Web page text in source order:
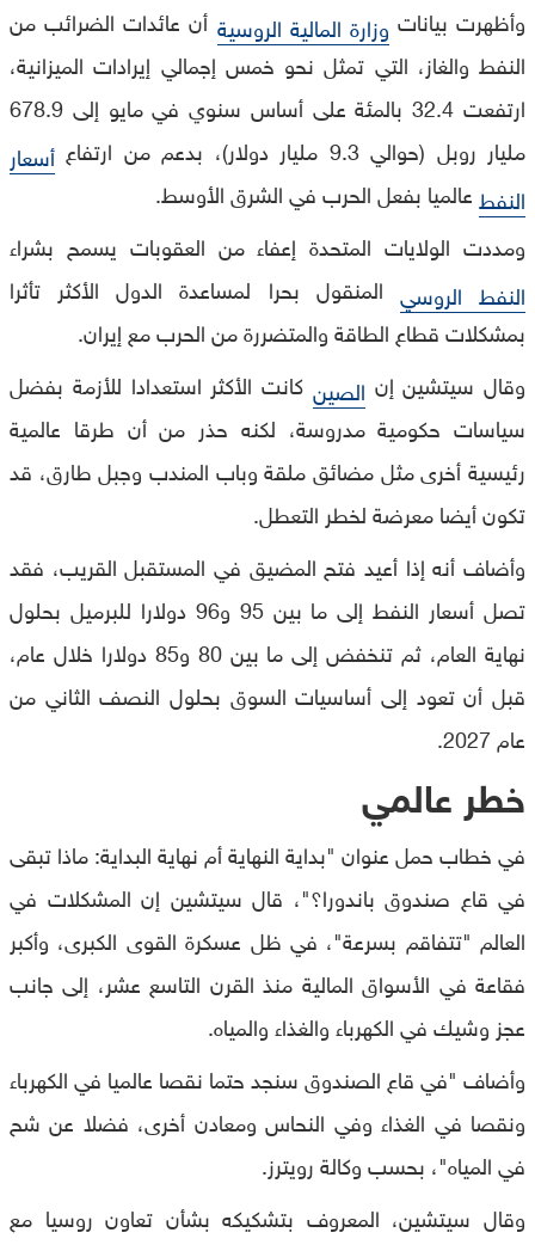
وأظهرت بيانات وزارة المالية الروسية أن عائدات الضرائب من
النفط والغاز، التي تمثل نحو خمس إجمالي إيرادات الميزانية،
ارتفعت 32.4 بالمئة على أساس سنوي في مايو إلى 678.9
مليار روبل (حوالي 9.3 مليار دولار)، بدعم من ارتفاع
أسعار
النفطعالميا بفعل الحرب في الشرق الأوسط.
ومددت الولايات المتحدة إعفاء من العقوبات يسمح بشراء
النفط الروسي المنقول بحرا لمساعدة الدول الأكثر تأثرا
بمشكلات قطاع الطاقة والمتضررة من الحرب مع إيران.
وقال سيتشين إن الصين كانت الأكثر استعدادا للأزمة بفضل
سياسات حكومية مدروسة، لكنه حذر من أن طرقا عالمية
رئيسية أخرى مثل مضائق ملقة وباب المندب وجبل طارق، قد
تكون أيضا معرضة لخطر التعطل.
وأضاف أنه إذا أعيد فتح المضيق في المستقبل القريب، فقد
تصل أسعار النفط إلى ما بين 95 و96 دولارا للبرميل بحلول
نهاية العام، ثم تنخفض إلى ما بين 80 و85 دولارا خلال عام،
قبل أن تعود إلى أساسيات السوق بحلول النصف الثاني من
عام 2027.
خطر عالمي
في خطاب حمل عنوان "بداية النهاية أم نهاية البداية: ماذا تبقى
في قاع صندوق باندورا؟"، قال سيتشين إن المشكلات في
العالم "تتفاقم بسرعة"، في ظل عسكرة القوى الكبرى، وأكبر
فقاعة في الأسواق المالية منذ القرن التاسع عشر، إلى جانب
عجز وشيك في الكهرباء والغذاء والمياه.
وأضاف "في قاع الصندوق سنجد حتما نقصا عالميا في الكهرباء
ونقصا في الغذاء وفي النحاس ومعادن أخرى، فضلا عن شح
في المياه"، بحسب وكالة رويترز.
وقال سيتشين، المعروف بتشكيكه بشأن تعاون روسيا مع